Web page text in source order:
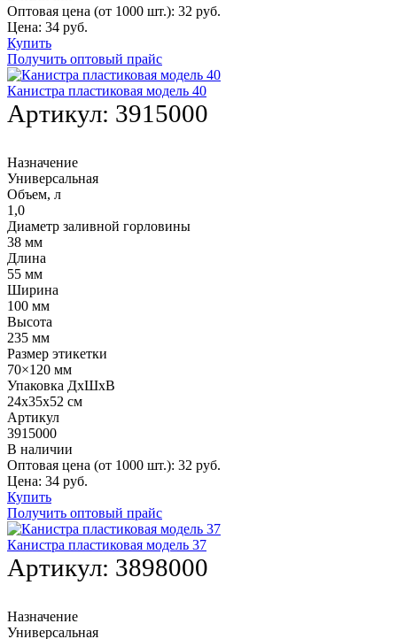
Оптовая цена (от 1000 шт.): 32 руб.
Цена: 34 руб.
Купить
Получить оптовый прайс
Канистра пластиковая модель 40
Артикул: 3915000
Назначение
Универсальная
Объем, л
1,0
Диаметр заливной горловины
38 мм
Длина
55 мм
Ширина
100 мм
Высота
235 мм
Размер этикетки
70×120 мм
Упаковка ДхШхВ
24х35х52 см
Артикул
3915000
В наличии
Оптовая цена (от 1000 шт.): 32 руб.
Цена: 34 руб.
Купить
Получить оптовый прайс
Канистра пластиковая модель 37
Артикул: 3898000
Назначение
Универсальная